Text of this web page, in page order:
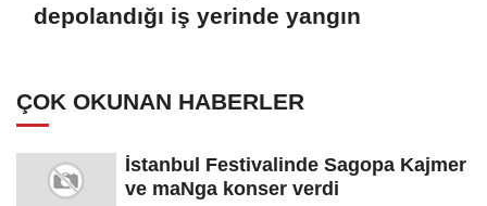
depolandığı iş yerinde yangın
ÇOK OKUNAN HABERLER
İstanbul Festivalinde Sagopa Kajmer
ve maNga konser verdi